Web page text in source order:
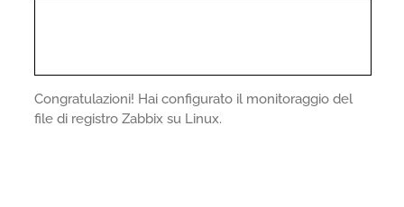
Congratulazioni! Hai configurato il monitoraggio del
file di registro Zabbix su Linux.